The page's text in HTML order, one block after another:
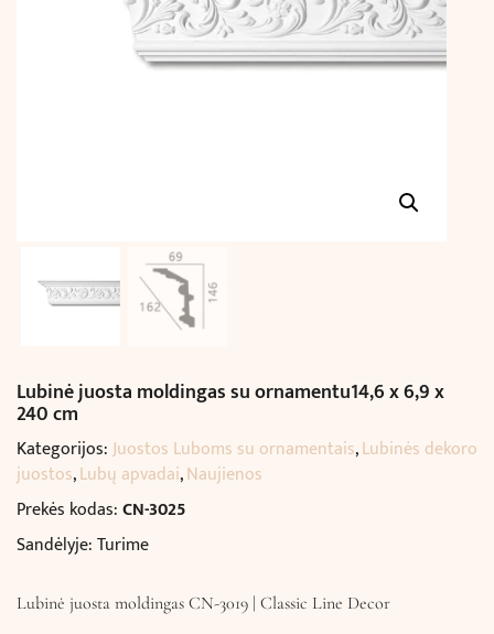
Lubinė juosta moldingas su ornamentu14,6 x 6,9 x
240 cm
Kategorijos:Juostos Luboms su ornamentais,Lubinės dekoro
juostos,Lubų apvadai,Naujienos
Prekės kodas:CN-3025
Sandėlyje: Turime
Lubinė juosta moldingas CN-3019 | Classic Line Decor